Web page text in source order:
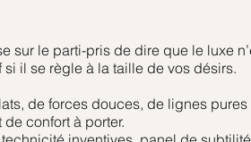
sur le parti-pris de dire que le luxe
si il se règle à la taille de vos désirs.
de forces douces, de lignes pures
de confort à porter.